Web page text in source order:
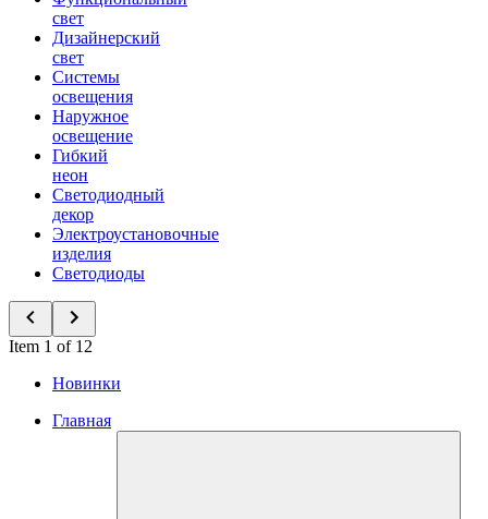
свет
Дизайнерский
свет
Системы
освещения
Наружное
освещение
Гибкий
неон
Светодиодный
декор
Электроустановочные
изделия
Светодиоды
Item 1 of 12
Новинки
Главная